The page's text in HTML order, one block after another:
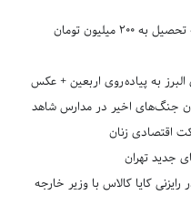
میلیون تومان
البرز به پیاده‌روی اربعین + عکس
جنگ‌های اخیر در مدارس شاهد
اقتصادی زنان
جدید تهران
کایا کالاس با وزیر خارجه